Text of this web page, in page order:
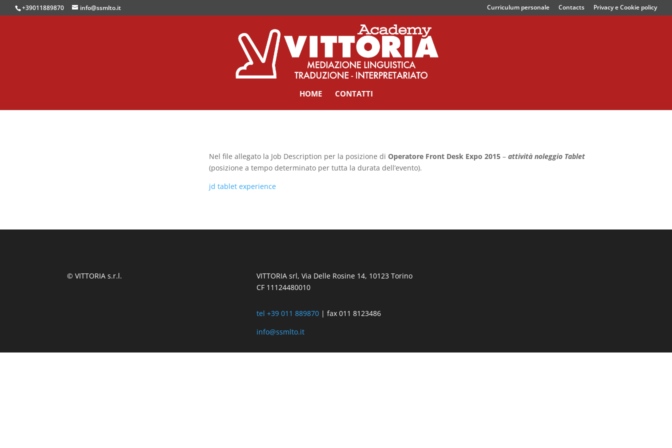
+39011889870 info@ssmlto.it Curriculum personale Contacts Privacy e Cookie policy
HOME CONTATTI
Nel file allegato la Job Description per la posizione di Operatore Front Desk Expo 2015– attività noleggio Tablet
(posizione a tempo determinato per tutta la durata dell’evento).
jd tablet experience
© VITTORIA s.r.l.
VITTORIA srl, Via Delle Rosine 14, 10123 Torino
CF 11124480010
tel +39 011 889870| fax 011 8123486
info@ssmlto.it